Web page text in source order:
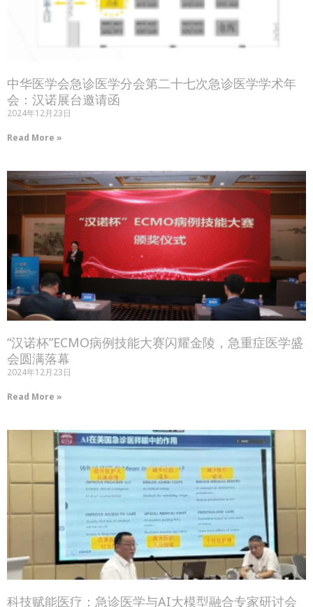
中华医学会急诊医学分会第二十七次急诊医学学术年
会：汉诺展台邀请函
2024年12月23日
Read More »
“汉诺杯”ECMO病例技能大赛闪耀金陵，急重症医学盛
会圆满落幕
2024年12月23日
Read More »
科技赋能医疗：急诊医学与AI大模型融合专家研讨会